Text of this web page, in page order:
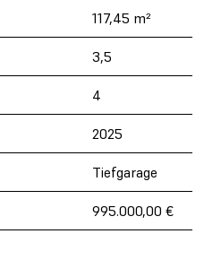
117,45 m²
3,5
4
2025
Tiefgarage
995.000,00 €